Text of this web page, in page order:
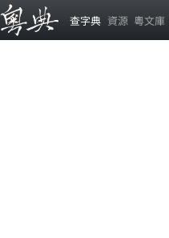
查字典 資源 粵文庫